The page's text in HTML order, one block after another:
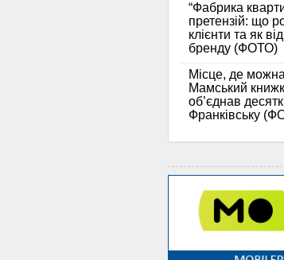
“Фабрика
претензій: що
клієнти та як
бренду (ФОТО)
Місце, де
Мамський
об’єднав
Франківську